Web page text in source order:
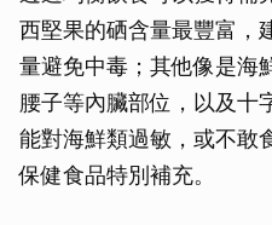
西堅果的硒含量最豐富，
量避免中毒；其他像是海
腰子等內臟部位，以及十
能對海鮮類過敏，或不敢
保健食品特別補充。